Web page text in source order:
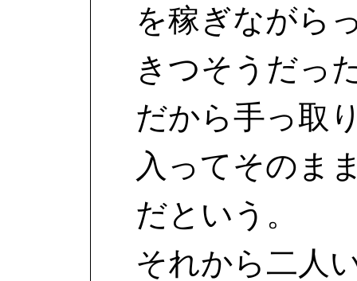
を稼ぎながら
きつそうだっ
だから手っ取
入ってそのま
だという。
それから二人